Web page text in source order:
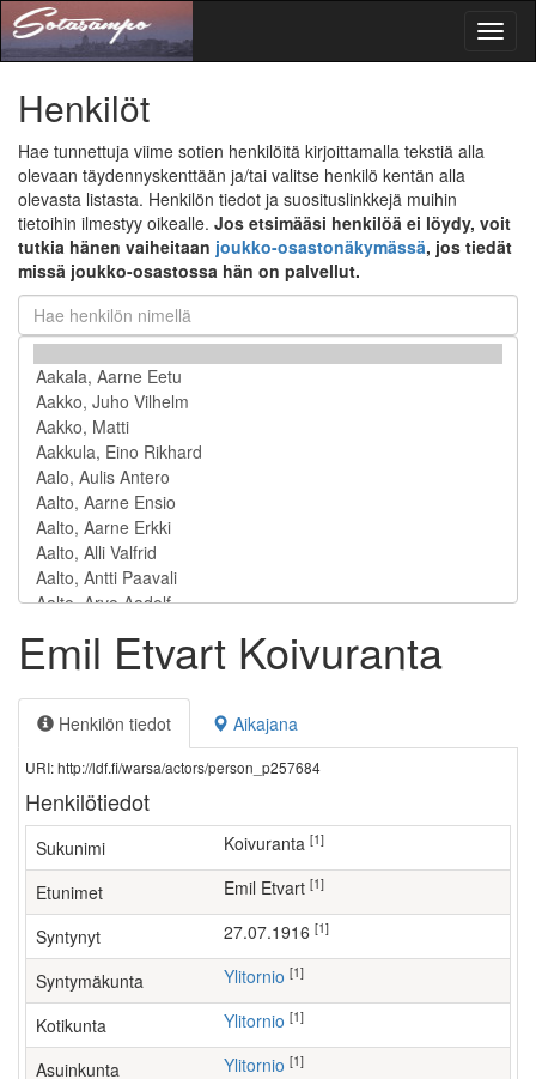
Henkilöt
Hae tunnettuja viime sotien henkilöitä kirjoittamalla tekstiä alla
olevaan täydennyskenttään ja/tai valitse henkilö kentän alla
olevasta listasta. Henkilön tiedot ja suosituslinkkejä muihin
tietoihin ilmestyy oikealle. Jos etsimääsi henkilöä ei löydy, voit
tutkia hänen vaiheitaan joukko-osastonäkymässä, jos tiedät
missä joukko-osastossa hän on palvellut.
Emil Etvart Koivuranta
Henkilön tiedot Aikajana
URI: http://ldf.fi/warsa/actors/person_p257684
Henkilötiedot
Sukunimi Koivuranta [1]
Etunimet Emil Etvart [1]
Syntynyt 27.07.1916 [1]
Syntymäkunta Ylitornio [1]
Kotikunta Ylitornio [1]
Asuinkunta Ylitornio [1]